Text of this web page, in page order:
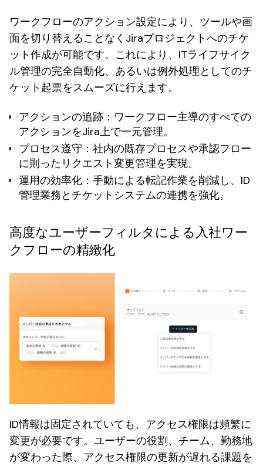
ワークフローのアクション設定により、ツールや画
面を切り替えることなくJiraプロジェクトへのチケ
ット作成が可能です。これにより、ITライフサイク
ル管理の完全自動化、あるいは例外処理としてのチ
ケット起票をスムーズに行えます。
アクションの追跡 ：ワークフロー主導のすべての
アクションをJira上で一元管理。
プロセス遵守 ：社内の既存プロセスや承認フロー
に則ったリクエスト変更管理を実現。
運用の効率化 ：手動による転記作業を削減し、ID
管理業務とチケットシステムの連携を強化。
高度なユーザーフィルタによる入社ワー
クフローの精緻化
ID情報は固定されていても、アクセス権限は頻繁に
変更が必要です。ユーザーの役割、チーム、勤務地
が変わった際、アクセス権限の更新が遅れる課題を